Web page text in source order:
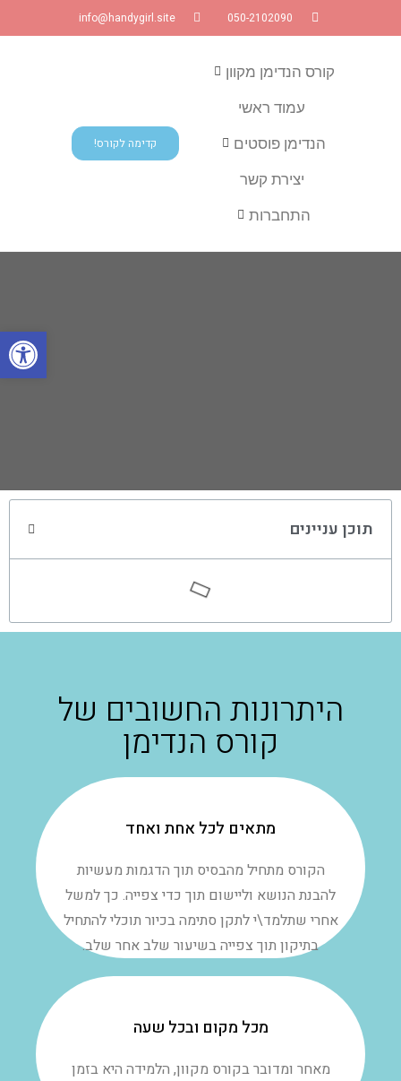
050-2102090
info@handygirl.site
קורס הנדימן מקוון
עמוד ראשי
הנדימן פוסטים
יצירת קשר
התחברות
קדימה לקורס!
תוכן עניינים
היתרונות החשובים של
קורס הנדימן
מתאים לכל אחת ואחד
הקורס מתחיל מהבסיס תוך הדגמות מעשיות
להבנת הנושא וליישום תוך כדי צפייה. כך למשל
אחרי שתלמד\י לתקן סתימה בכיור תוכלי להתחיל
בתיקון תוך צפייה בשיעור שלב אחר שלב.
מכל מקום ובכל שעה
מאחר ומדובר בקורס מקוון, הלמידה היא בזמן